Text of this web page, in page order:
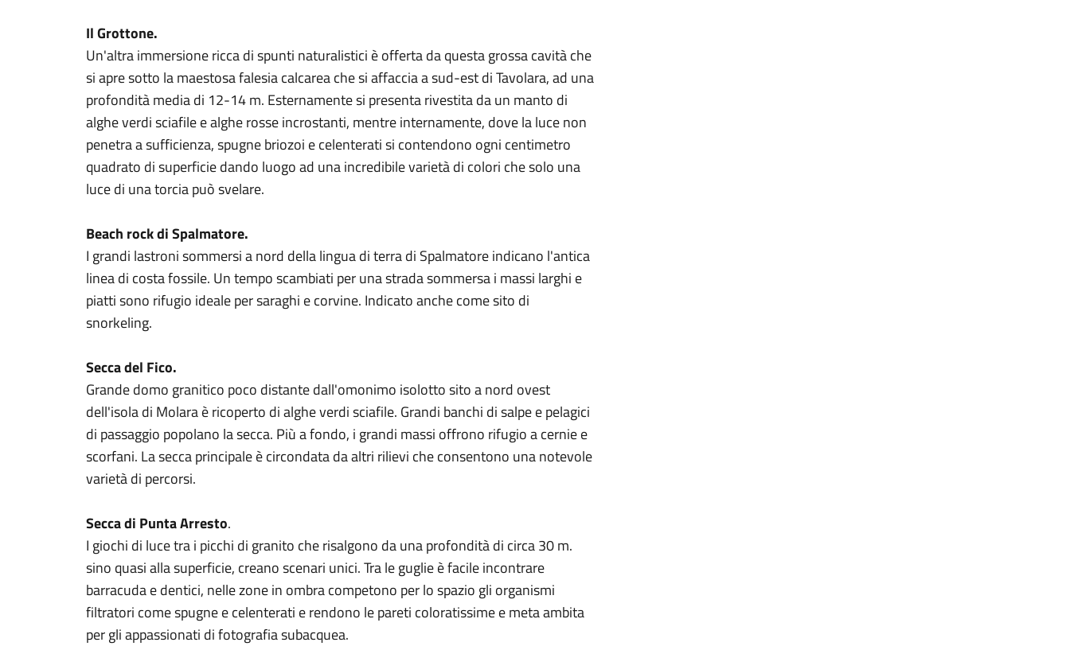
Il Grottone.
Un'altra immersione ricca di spunti naturalistici è offerta da questa grossa cavità che
si apre sotto la maestosa falesia calcarea che si affaccia a sud-est di Tavolara, ad una
profondità media di 12-14 m. Esternamente si presenta rivestita da un manto di
alghe verdi sciafile e alghe rosse incrostanti, mentre internamente, dove la luce non
penetra a sufficienza, spugne briozoi e celenterati si contendono ogni centimetro
quadrato di superficie dando luogo ad una incredibile varietà di colori che solo una
luce di una torcia può svelare.
Beach rock di Spalmatore.
I grandi lastroni sommersi a nord della lingua di terra di Spalmatore indicano l'antica
linea di costa fossile. Un tempo scambiati per una strada sommersa i massi larghi e
piatti sono rifugio ideale per saraghi e corvine. Indicato anche come sito di
snorkeling.
Secca del Fico.
Grande domo granitico poco distante dall'omonimo isolotto sito a nord ovest
dell'isola di Molara è ricoperto di alghe verdi sciafile. Grandi banchi di salpe e pelagici
di passaggio popolano la secca. Più a fondo, i grandi massi offrono rifugio a cernie e
scorfani. La secca principale è circondata da altri rilievi che consentono una notevole
varietà di percorsi.
Secca di Punta Arresto.
I giochi di luce tra i picchi di granito che risalgono da una profondità di circa 30 m.
sino quasi alla superficie, creano scenari unici. Tra le guglie è facile incontrare
barracuda e dentici, nelle zone in ombra competono per lo spazio gli organismi
filtratori come spugne e celenterati e rendono le pareti coloratissime e meta ambita
per gli appassionati di fotografia subacquea.